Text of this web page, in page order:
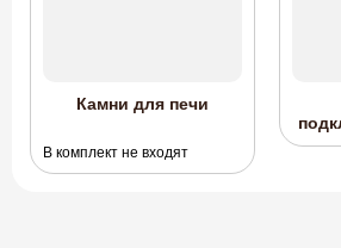
Камни для печи
В комплект не входят